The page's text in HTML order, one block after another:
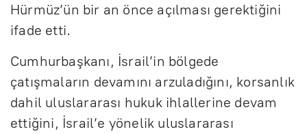
Hürmüz’ün bir an önce açılması gerektiğini
ifade etti.
Cumhurbaşkanı, İsrail’in bölgede
çatışmaların devamını arzuladığını, korsanlık
dahil uluslararası hukuk ihlallerine devam
ettiğini, İsrail’e yönelik uluslararası